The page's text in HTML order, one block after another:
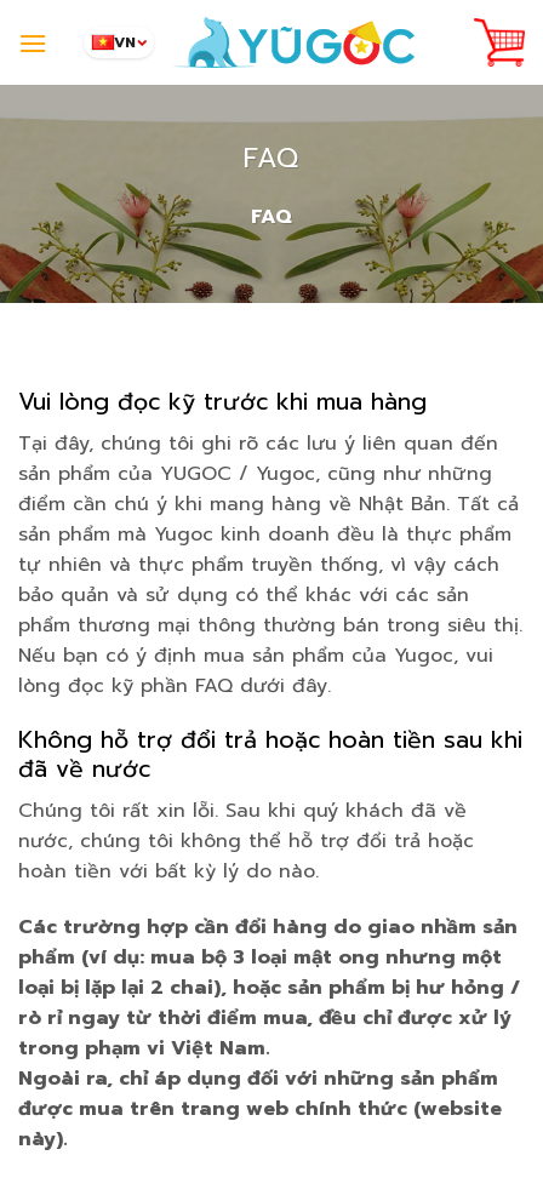
VN
FAQ
FAQ
Vui lòng đọc kỹ trước khi mua hàng
Tại đây, chúng tôi ghi rõ các lưu ý liên quan đến
sản phẩm của YUGOC / Yugoc, cũng như những
điểm cần chú ý khi mang hàng về Nhật Bản. Tất cả
sản phẩm mà Yugoc kinh doanh đều là thực phẩm
tự nhiên và thực phẩm truyền thống, vì vậy cách
bảo quản và sử dụng có thể khác với các sản
phẩm thương mại thông thường bán trong siêu thị.
Nếu bạn có ý định mua sản phẩm của Yugoc, vui
lòng đọc kỹ phần FAQ dưới đây.
Không hỗ trợ đổi trả hoặc hoàn tiền sau khi
đã về nước
Chúng tôi rất xin lỗi. Sau khi quý khách đã về
nước, chúng tôi không thể hỗ trợ đổi trả hoặc
hoàn tiền với bất kỳ lý do nào.
Các trường hợp cần đổi hàng do giao nhầm sản
phẩm (ví dụ: mua bộ 3 loại mật ong nhưng một
loại bị lặp lại 2 chai), hoặc sản phẩm bị hư hỏng /
rò rỉ ngay từ thời điểm mua, đều chỉ được xử lý
trong phạm vi Việt Nam.
Ngoài ra, chỉ áp dụng đối với những sản phẩm
được mua trên trang web chính thức (website
này).